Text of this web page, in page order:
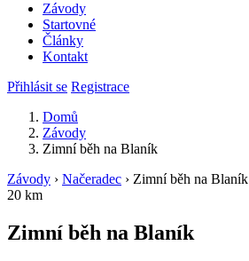
Závody
Startovné
Články
Kontakt
Přihlásit se Registrace
Domů
Závody
Zimní běh na Blaník
Závody › Načeradec › Zimní běh na Blaník
20 km
Zimní běh na Blaník